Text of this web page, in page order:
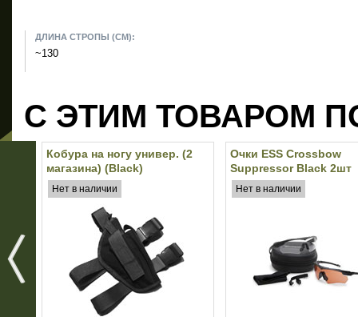
ДЛИНА СТРОПЫ (СМ):
~130
С ЭТИМ ТОВАРОМ
Кобура на ногу универ. (2
магазина) (Black)
Нет в наличии
Очки ESS Crossbow
Suppressor Black 2шт
(прозрачные/
Нет в наличии